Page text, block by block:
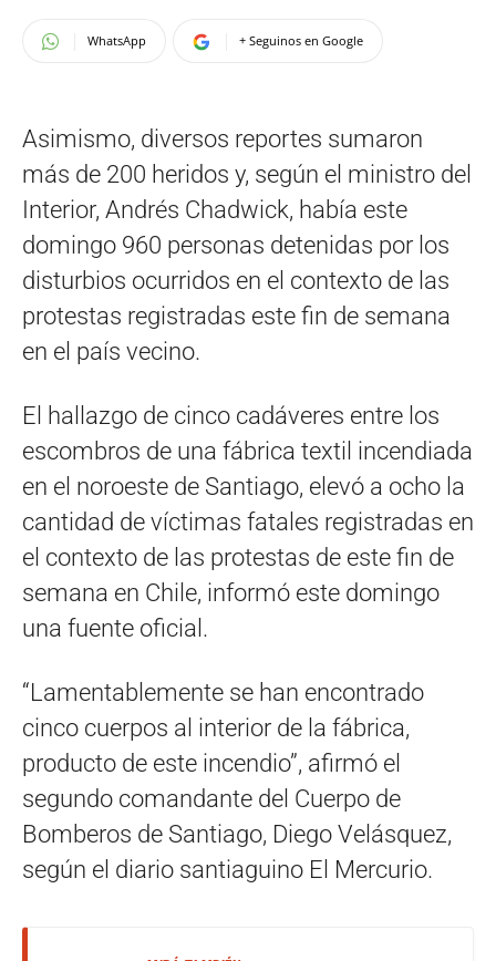
WhatsApp + Seguinos en Google
Asimismo, diversos reportes sumaron
más de 200 heridos y, según el ministro del
Interior, Andrés Chadwick, había este
domingo 960 personas detenidas por los
disturbios ocurridos en el contexto de las
protestas registradas este fin de semana
en el país vecino.
El hallazgo de cinco cadáveres entre los
escombros de una fábrica textil incendiada
en el noroeste de Santiago, elevó a ocho la
cantidad de víctimas fatales registradas en
el contexto de las protestas de este fin de
semana en Chile, informó este domingo
una fuente oficial.
“Lamentablemente se han encontrado
cinco cuerpos al interior de la fábrica,
producto de este incendio”, afirmó el
segundo comandante del Cuerpo de
Bomberos de Santiago, Diego Velásquez,
según el diario santiaguino El Mercurio.